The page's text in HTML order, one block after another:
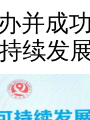
并成
续发